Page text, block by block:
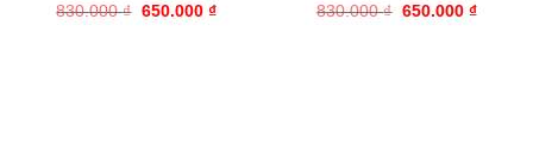
830.000₫ Giá
650.000 ₫Giá
830.000₫ Giá
650.000 ₫Giá